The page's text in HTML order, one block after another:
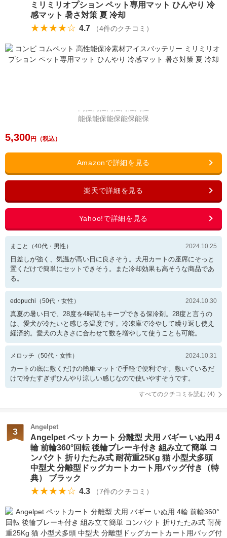
ミリミリオプション ペット専用マット ひんやり 冷
感マット 暑さ対策 夏 冷却
★★★★☆ 4.7 （4件のクチコミ）
5,300
まこと （40代・ 男性 ） 2024.10.25
日差しが強く、気温が高い日に良さそう。犬用カートの座席にそっと
置くだけで簡単にセットできそう。また冷却効果も高そうな商品であ
る。
edopuchi （50代・ 女性 ） 2024.10.30
真夏の暑い日で、28度を4時間もキープできる保冷剤。28度と言うの
は、愛犬が冷たいと感じる温度です。冷凍庫で冷やして繰り返し使え
経済的。愛犬の大きさに合わせて数を増やして使うことも可能。
メロッチ （50代・ 女性 ） 2024.10.31
カートの底に敷くだけの簡単マットで手軽で便利です。敷いているだ
けで冷たすぎずひんやり涼しい感じなので使いやすそうです。
すべてのクチコミを読む (4)
3 Angelpet
Angelpet ペットカート 分離型 犬用 バギー いぬ用 4
輪 前輪360°回転 後輪ブレーキ付き 組み立て簡単 コ
ンパクト 折りたたみ式 耐荷重25Kg 猫 小型犬多頭
中型犬 分離型ドッグカートカート用バッグ付き（特
典） ブラック
★★★★☆ 4.3 （7件のクチコミ）